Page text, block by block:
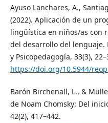
Ayuso Lanchares, A.,
(2022). Aplicación de un
lingüística en niños/as con
del desarrollo del lenguaje.
y Psicopedagogía, 33(3),
https://doi.org/10.5944/
Barón Birchenall, L., &
de Noam Chomsky: Del
42(2), 417–442.